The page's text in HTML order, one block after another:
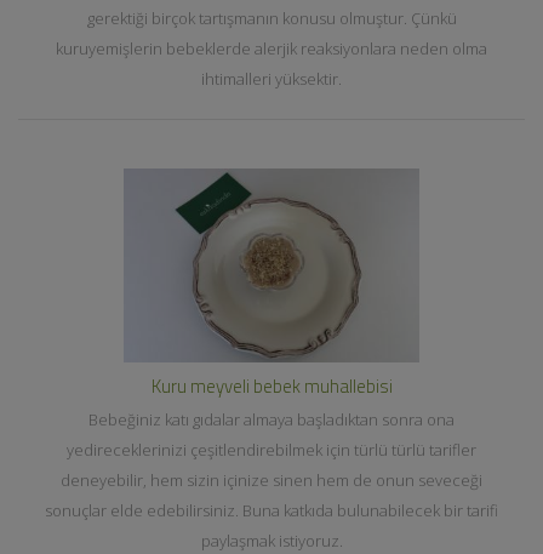
gerektiği birçok tartışmanın konusu olmuştur. Çünkü
kuruyemişlerin bebeklerde alerjik reaksiyonlara neden olma
ihtimalleri yüksektir.
Kuru meyveli bebek muhallebisi
Bebeğiniz katı gıdalar almaya başladıktan sonra ona
yedireceklerinizi çeşitlendirebilmek için türlü türlü tarifler
deneyebilir, hem sizin içinize sinen hem de onun seveceği
sonuçlar elde edebilirsiniz. Buna katkıda bulunabilecek bir tarifi
paylaşmak istiyoruz.